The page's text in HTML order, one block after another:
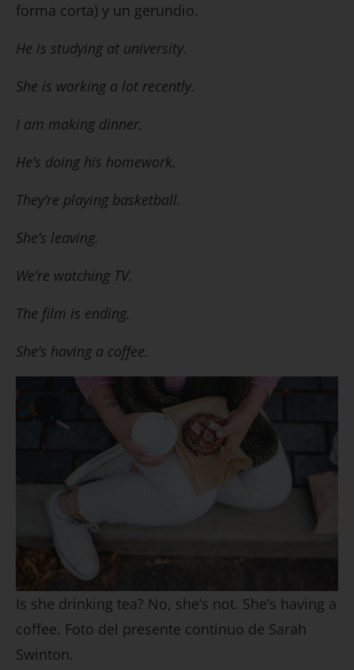
forma corta) y un gerundio.
He is studying at university.
She is working a lot recently.
I am making dinner.
He’s doing his homework.
They’re playing basketball.
She’s leaving.
We’re watching TV.
The film is ending.
She’s having a coffee.
Is she drinking tea? No, she’s not. She’s having a
coffee. Foto del presente continuo de Sarah
Swinton.